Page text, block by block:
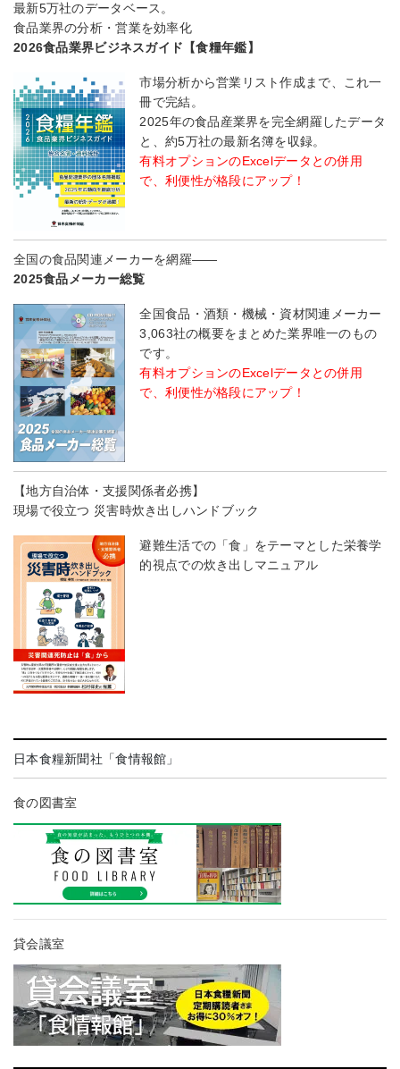
最新5万社のデータベース。
食品業界の分析・営業を効率化
2026食品業界ビジネスガイド【食糧年鑑】
市場分析から営業リスト作成まで、これ一
冊で完結。
2025年の食品産業界を完全網羅したデータ
と、約5万社の最新名簿を収録。
有料オプションのExcelデータとの併用
で、利便性が格段にアップ！
全国の食品関連メーカーを網羅――
2025食品メーカー総覧
全国食品・酒類・機械・資材関連メーカー
3,063社の概要をまとめた業界唯一のもの
です。
有料オプションのExcelデータとの併用
で、利便性が格段にアップ！
【地方自治体・支援関係者必携】
現場で役立つ 災害時炊き出しハンドブック
避難生活での「食」をテーマとした栄養学
的視点での炊き出しマニュアル
日本食糧新聞社「食情報館」
食の図書室
貸会議室